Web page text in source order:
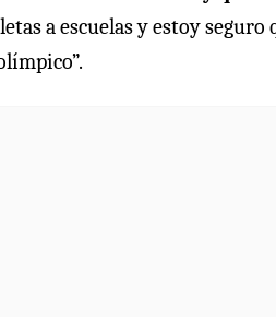
a escuelas y estoy seguro